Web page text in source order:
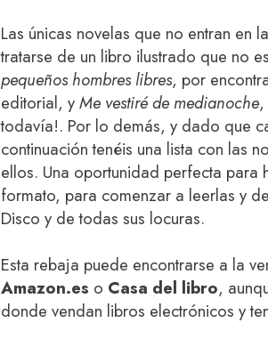
Las únicas novelas que no entran en
tratarse de un libro ilustrado que no
pequeños hombres libres, por
editorial, yMe vestiré de medianoche
todavía!. Por lo demás, y dado que
continuación tenéis una lista con las
ellos. Una oportunidad perfecta para
formato, para comenzar a leerlas y
Disco y de todas sus locuras.
Esta rebaja puede encontrarse a la
Amazon.es o Casa del libro,
donde vendan libros electrónicos y